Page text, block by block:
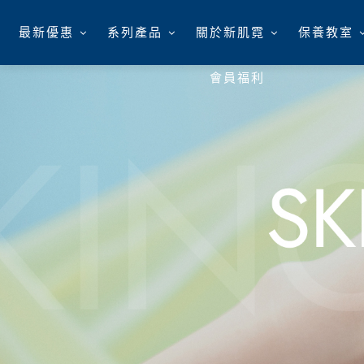
最新優惠 系列產品 關於新肌霓 保養教室
會員福利